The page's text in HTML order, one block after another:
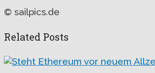
© sailpics.de
Related Posts